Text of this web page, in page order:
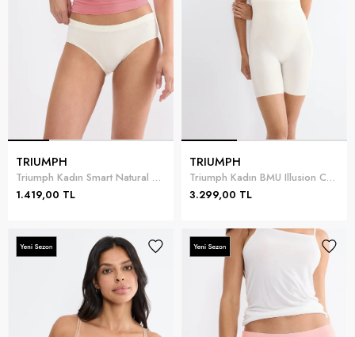
TRIUMPH
Triumph Kadın Smart Natural Hipster EX Külot Yeşil
1.419,00 TL
TRIUMPH
Triumph Kadın BMU Illusion Curve Super HW Mid-Thigh Korse Yeşil
3.299,00 TL